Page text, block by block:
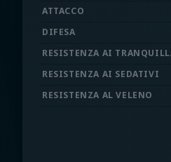
ATTACCO
DIFESA
RESISTENZA AI
RESISTENZA AI SEDATIVI
RESISTENZA AL VELENO